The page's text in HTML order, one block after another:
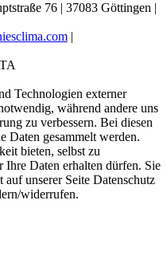
76 | 37083 Göttingen |
|
Technologien externer
während andere uns
zu verbessern. Bei diesen
Daten gesammelt werden.
bieten, selbst zu
Ihre Daten erhalten dürfen. Sie
unserer Seite Datenschutz
­widerrufen.